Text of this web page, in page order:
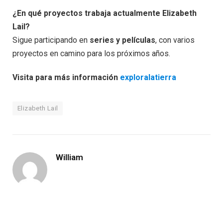
¿En qué proyectos trabaja actualmente Elizabeth
Lail?
Sigue participando en series y películas, con varios
proyectos en camino para los próximos años.
Visita para más información exploralatierra
Elizabeth Lail
William